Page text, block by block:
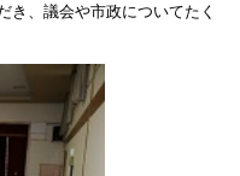
き、議会や市政についてたく